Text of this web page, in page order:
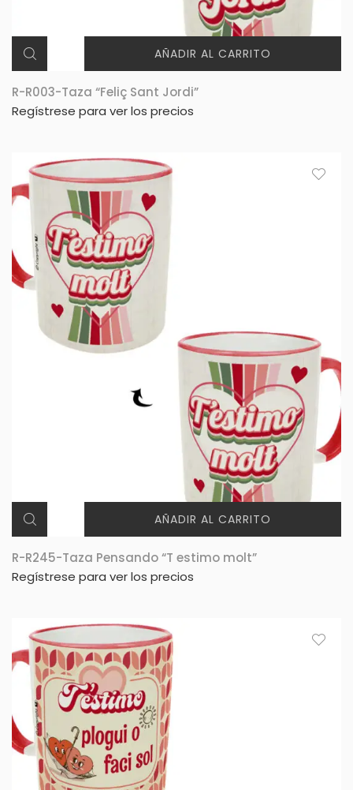
AÑADIR AL CARRITO
R-R003-Taza “Feliç Sant Jordi”
Regístrese para ver los precios
AÑADIR AL CARRITO
R-R245-Taza Pensando “T estimo molt”
Regístrese para ver los precios